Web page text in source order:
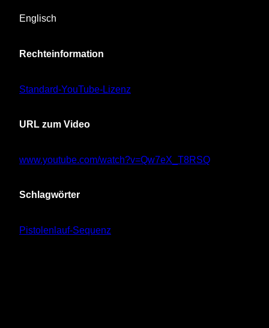
Englisch
Rechteinformation
Standard-YouTube-Lizenz
URL zum Video
www.youtube.com/watch?v=Qw7eX_T8RSQ
Schlagwörter
Pistolenlauf-Sequenz